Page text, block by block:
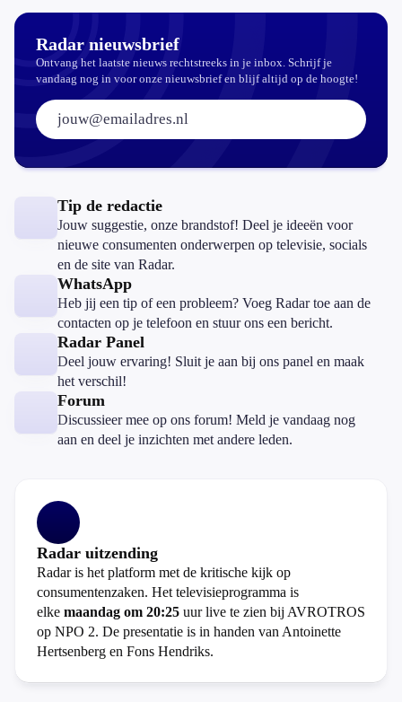
Radar nieuwsbrief
Ontvang het laatste nieuws rechtstreeks in je inbox. Schrijf je
vandaag nog in voor onze nieuwsbrief en blijf altijd op de hoogte!
E-mailadres:
Tip de redactie
Jouw suggestie, onze brandstof! Deel je ideeën voor
nieuwe consumenten onderwerpen op televisie, socials
en de site van Radar.
WhatsApp
Heb jij een tip of een probleem? Voeg Radar toe aan de
contacten op je telefoon en stuur ons een bericht.
Radar Panel
Deel jouw ervaring! Sluit je aan bij ons panel en maak
het verschil!
Forum
Discussieer mee op ons forum! Meld je vandaag nog
aan en deel je inzichten met andere leden.
Radar uitzending
Radar is het platform met de kritische kijk op
consumentenzaken. Het televisieprogramma is
elke maandag om 20:25 uur live te zien bij AVROTROS
op NPO 2. De presentatie is in handen van Antoinette
Hertsenberg en Fons Hendriks.